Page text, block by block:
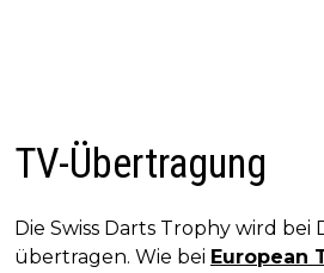
TV-Übertragung
Die Swiss Darts Trophy wird bei
übertragen. Wie bei European